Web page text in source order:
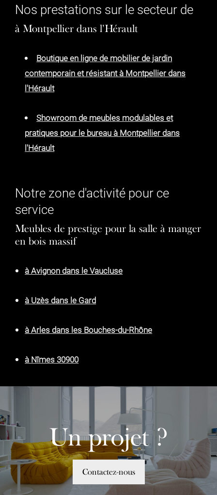
Nos prestations sur le secteur de
à Montpellier dans l'Hérault
Boutique en ligne de mobilier de jardin
contemporain et résistant à Montpellier dans
l'Hérault
Showroom de meubles modulables et
pratiques pour le bureau à Montpellier dans
l'Hérault
Notre zone d'activité pour ce
service
Meubles de prestige pour la salle à manger
en bois massif
à Avignon dans le Vaucluse
à Uzès dans le Gard
à Arles dans les Bouches-du-Rhône
à Nîmes 30900
Un projet ?
Contactez-nous